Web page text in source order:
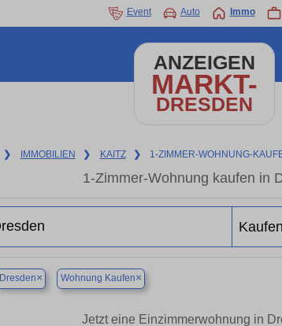
Event Auto Immo
ANZEIGEN
MARKT-
DRESDEN
❯ IMMOBILIEN ❯ KAITZ ❯ 1-ZIMMER-WOHNUNG-
1-Zimmer-Wohnung kaufen in
Dresden× Wohnung Kaufen×
Jetzt eine Einzimmerwohnung in